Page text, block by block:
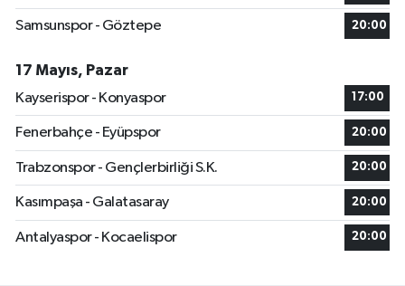
Samsunspor - Göztepe 20:00
17 Mayıs, Pazar
Kayserispor - Konyaspor
17:00
Fenerbahçe - Eyüpspor 20:00
Trabzonspor - Gençlerbirliği S.K. 20:00
Kasımpaşa - Galatasaray 20:00
Antalyaspor - Kocaelispor 20:00